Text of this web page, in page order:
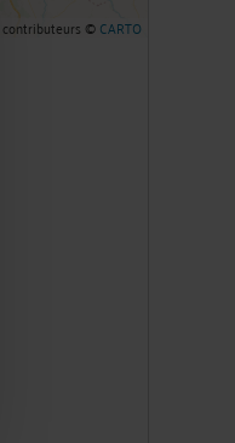
contributeurs ©CARTO